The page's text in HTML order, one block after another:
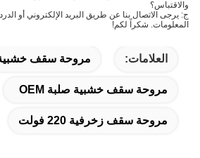
والاقتباس؟
ج: يرجى الاتصال بنا عن طريق البريد الإلكتروني أو
المعلومات. شكراً لكم!
العلامات: مروحة سقف خشبية
مروحة سقف خشبية صلبة OEM
مروحة سقف زخرفية 220 فولت